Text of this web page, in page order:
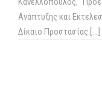
Ανάπτυξης και
Δίκαιο Προστασίας […]